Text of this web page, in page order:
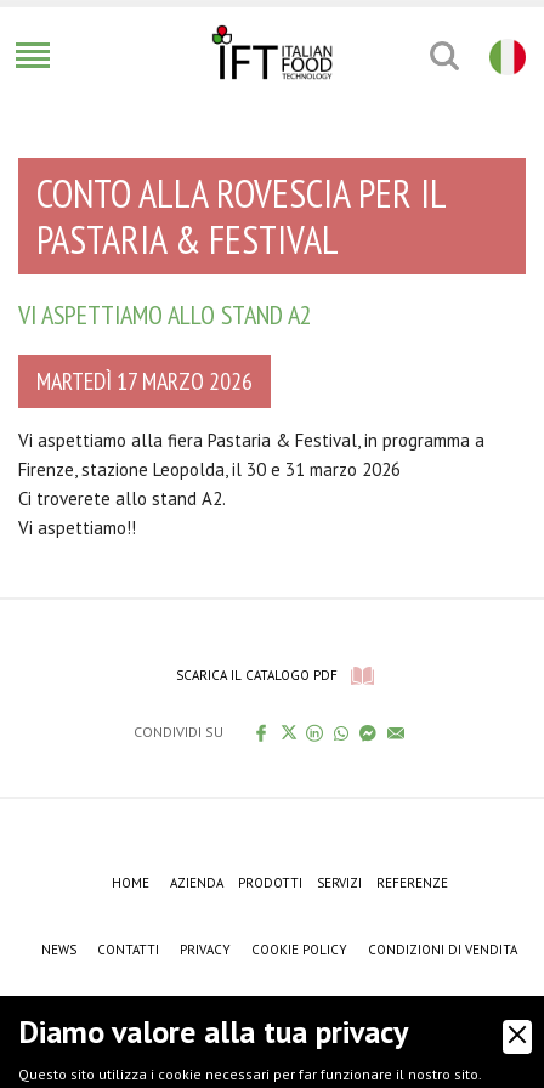
CONTO ALLA ROVESCIA PER IL
PASTARIA & FESTIVAL
VI ASPETTIAMO ALLO STAND A2
MARTEDÌ 17 MARZO 2026
Vi aspettiamo alla fiera Pastaria & Festival, in programma a
Firenze, stazione Leopolda, il 30 e 31 marzo 2026
Ci troverete allo stand A2.
Vi aspettiamo!!
SCARICA IL CATALOGO PDF
CONDIVIDI SU
HOME AZIENDA PRODOTTI SERVIZI REFERENZE
NEWS CONTATTI PRIVACY COOKIE POLICY CONDIZIONI DI VENDITA
Diamo valore alla tua privacy
Questo sito utilizza i cookie necessari per far funzionare il nostro sito.